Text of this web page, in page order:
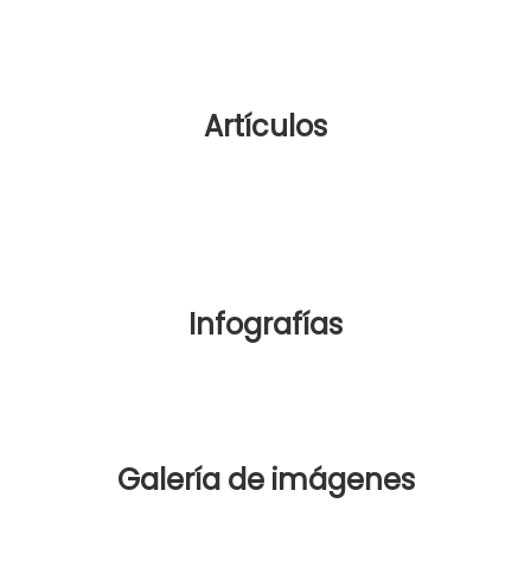
Artículos
Infografías
Galería de imágenes